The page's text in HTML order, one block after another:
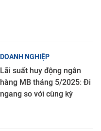
DOANH NGHIỆP
Lãi suất huy động ngân
hàng MB tháng 5/2025: Đi
ngang so với cùng kỳ